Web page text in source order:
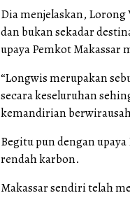
Dia menjelaskan,
dan bukan sekadar
upaya Pemkot Makassar
“Longwis merupakan
secara keseluruhan
kemandirian
Begitu pun dengan
rendah karbon.
Makassar sendiri telah